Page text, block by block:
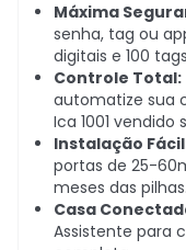
Máxima
senha, tag ou
digitais e 100
Controle Total:
automatize sua
Ica 1001
Instalação
portas de 25-
meses das pilhas.
Casa
Assistente para